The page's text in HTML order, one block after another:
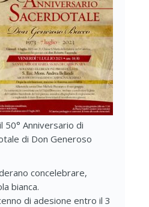
50° Anniversario di
di Don Generoso
concelebrare,
bianca.
di adesione entro il 3